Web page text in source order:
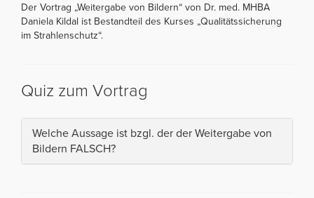
Der Vortrag „Weitergabe von Bildern“ von Dr. med. MHBA
Daniela Kildal ist Bestandteil des Kurses „Qualitätssicherung
im Strahlenschutz“.
Quiz zum Vortrag
Welche Aussage ist bzgl. der der Weitergabe von
Bildern FALSCH?